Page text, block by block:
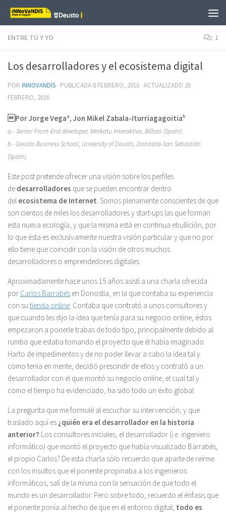
Saltar al contenido
ENTRE TÚ Y YO 1
Los desarrolladores y el ecosistema digital
POR INNOVANDIS · PUBLICADA 8 FEBRERO, 2016 · ACTUALIZADO 26
FEBRERO, 2016
Por Jorge Vegaa, Jon Mikel Zabala-Iturriagagoitiab
a.- Senior Front-End developer, Merkatu Interaktiva, Bilbao (Spain).
b.- Deusto Business School, University of Deusto, Donostia-San Sebastián
(Spain).
Este post pretende ofrecer una visión sobre los perfiles
de desarrolladores que se pueden encontrar dentro
del ecosistema de Internet. Somos plenamente conscientes de que
son cientos de miles los desarrolladores y start-ups las que forman
esta nueva ecología, y que la misma está en continua ebullición, por
lo que ésta es exclusivamente nuestra visión particular y que no por
ello tiene que coincidir con la visión de otros muchos
desarrolladores o emprendedores digitales.
Aproximadamente hace unos 15 años asistí a una charla ofrecida
por Carlos Barrabés en Donostia, en la que contaba su experiencia
con su tienda online. Contaba que contrató a unos consultores y
que cuando les dijo la idea que tenía para su negocio online, éstos
empezaron a ponerle trabas de todo tipo, principalmente debido al
rumbo que estaba tomando el proyecto que él había imaginado.
Harto de impedimentos y de no poder llevar a cabo la idea tal y
como tenía en mente, decidió prescindir de ellos y contrató a un
desarrollador con el que montó su negocio online, el cual tal y
como el tiempo ha evidenciado, ha sido todo un éxito global.
La pregunta que me formulé al escuchar su intervención, y que
traslado aquí es ¿quién era el desarrollador en la historia
anterior? Los consultores iniciales, el desarrollador (i.e. ingeniero
informático) que montó el proyecto que había visualizado Barrabés,
el propio Carlos? De esta charla sólo recuerdo que aparte de reírme
con los insultos que el ponente propinaba a los ingenieros
informáticos, salí de la misma con la sensación de que todo el
mundo es un desarrollador. Pero sobre todo, recuerdo el énfasis que
el ponente ponía al hecho de que en el entorno digital, todo es